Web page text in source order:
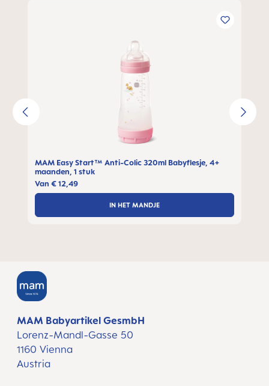
MAM Easy Start™ Anti-Colic 320ml Babyflesje, 4+
maanden, 1 stuk
Van € 12,49
IN HET MANDJE
MAM Babyartikel GesmbH
Lorenz-Mandl-Gasse 50
1160 Vienna
Austria